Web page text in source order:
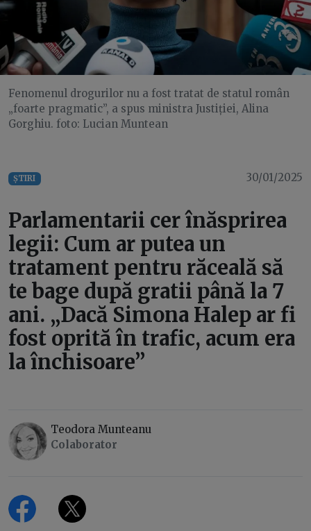
Fenomenul drogurilor nu a fost tratat de statul român
„foarte pragmatic”, a spus ministra Justiției, Alina
Gorghiu. foto: Lucian Muntean
ȘTIRI 30/01/2025
Parlamentarii cer înăsprirea
legii: Cum ar putea un
tratament pentru răceală să
te bage după gratii până la 7
ani. „Dacă Simona Halep ar fi
fost oprită în trafic, acum era
la închisoare”
Teodora Munteanu
Colaborator